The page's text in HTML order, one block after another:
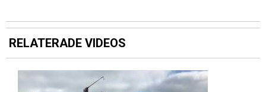
RELATERADE VIDEOS